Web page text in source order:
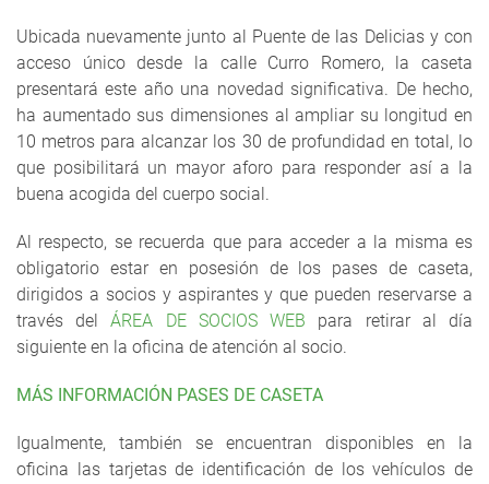
Ubicada nuevamente junto al Puente de las Delicias y con
acceso único desde la calle Curro Romero, la caseta
presentará este año una novedad significativa. De hecho,
ha aumentado sus dimensiones al ampliar su longitud en
10 metros para alcanzar los 30 de profundidad en total, lo
que posibilitará un mayor aforo para responder así a la
buena acogida del cuerpo social.
Al respecto, se recuerda que para acceder a la misma es
obligatorio estar en posesión de los pases de caseta,
dirigidos a socios y aspirantes y que pueden reservarse a
través delÁREA DE SOCIOS WEB para retirar al día
siguiente en la oficina de atención al socio.
MÁS INFORMACIÓN PASES DE CASETA
Igualmente, también se encuentran disponibles en la
oficina las tarjetas de identificación de los vehículos de